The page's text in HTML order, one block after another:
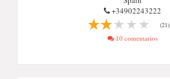
+34902243222
(21)
10 comentarios